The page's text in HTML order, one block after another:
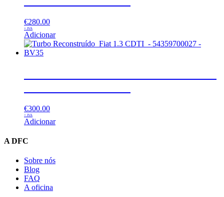
€280.00
+ IVA
Adicionar
€300.00
+ IVA
Adicionar
A DFC
Sobre nós
Blog
FAQ
A oficina